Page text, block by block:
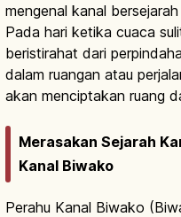
mengenal kanal
Pada hari ketika cuaca
beristirahat dari
dalam ruangan atau
akan menciptakan ruang
Merasakan Sejarah
Kanal Biwako
Perahu Kanal Biwako